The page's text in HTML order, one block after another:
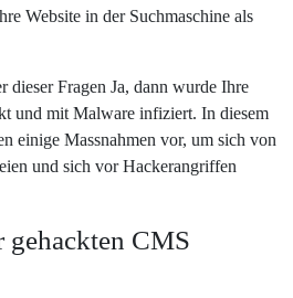
Website in der Suchmaschine als
dieser Fragen Ja, dann wurde Ihre
und mit Malware infiziert. In diesem
einige Massnahmen vor, um sich von
und sich vor Hackerangriffen
gehackten CMS